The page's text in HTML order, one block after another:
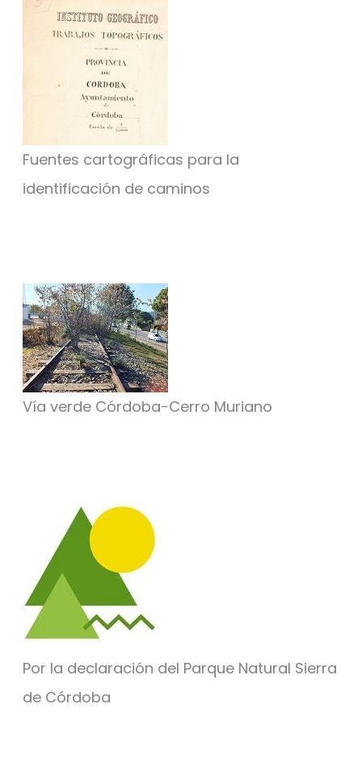
Fuentes cartográficas para la
identificación de caminos
Vía verde Córdoba-Cerro Muriano
Por la declaración del Parque Natural Sierra
de Córdoba